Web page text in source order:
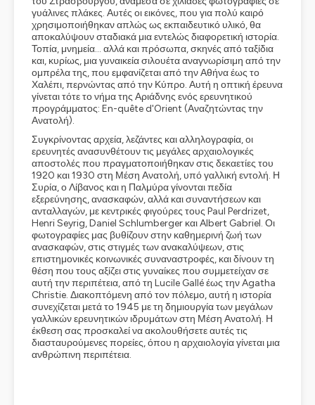
γυάλινες πλάκες. Αυτές οι εικόνες, που για πολύ καιρό
χρησιμοποιήθηκαν απλώς ως εκπαιδευτικό υλικό, θα
αποκαλύψουν σταδιακά μια εντελώς διαφορετική ιστορία.
Τοπία, μνημεία... αλλά και πρόσωπα, σκηνές από ταξίδια
και, κυρίως, μια γυναικεία σιλουέτα αναγνωρίσιμη από την
ομπρέλα της, που εμφανίζεται από την Αθήνα έως το
Χαλέπι, περνώντας από την Κύπρο. Αυτή η οπτική έρευνα
γίνεται τότε το νήμα της Αριάδνης ενός ερευνητικού
προγράμματος: En-quête d'Orient (Αναζητώντας την
Ανατολή).
Συγκρίνοντας αρχεία, λεζάντες και αλληλογραφία, οι
ερευνητές ανασυνθέτουν τις μεγάλες αρχαιολογικές
αποστολές που πραγματοποιήθηκαν στις δεκαετίες του
1920 και 1930 στη Μέση Ανατολή, υπό γαλλική εντολή. Η
Συρία, ο Λίβανος και η Παλμύρα γίνονται πεδία
εξερεύνησης, ανασκαφών, αλλά και συναντήσεων και
ανταλλαγών, με κεντρικές φιγούρες τους Paul Perdrizet,
Henri Seyrig, Daniel Schlumberger και Albert Gabriel. Οι
φωτογραφίες μας βυθίζουν στην καθημερινή ζωή των
ανασκαφών, στις στιγμές των ανακαλύψεων, στις
επιστημονικές κοινωνικές συναναστροφές, και δίνουν τη
θέση που τους αξίζει στις γυναίκες που συμμετείχαν σε
αυτή την περιπέτεια, από τη Lucile Gallé έως την Agatha
Christie. Διακοπτόμενη από τον πόλεμο, αυτή η ιστορία
συνεχίζεται μετά το 1945 με τη δημιουργία των μεγάλων
γαλλικών ερευνητικών ιδρυμάτων στη Μέση Ανατολή. Η
έκθεση σας προσκαλεί να ακολουθήσετε αυτές τις
διασταυρούμενες πορείες, όπου η αρχαιολογία γίνεται μια
ανθρώπινη περιπέτεια.